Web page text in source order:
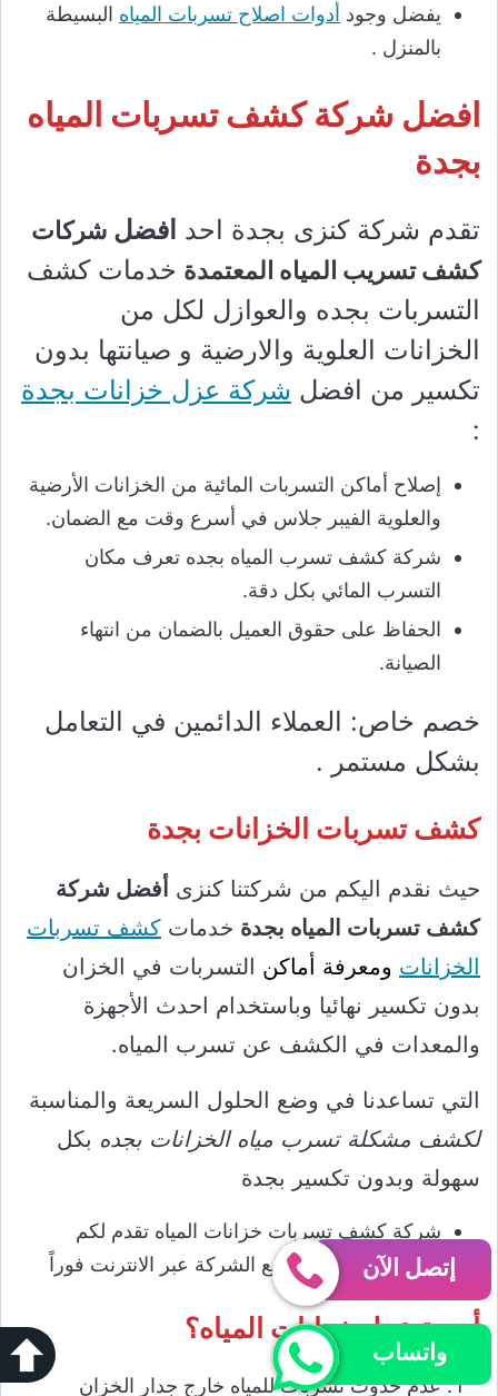
يفضل وجود أدوات اصلاح تسربات المياه البسيطة
بالمنزل .
افضل شركة كشف تسربات المياه
بجدة
تقدم شركة كنزى بجدة احد افضل شركات
كشف تسريب المياه المعتمدة خدمات كشف
التسربات بجده والعوازل لكل من
الخزانات العلوية والارضية و صيانتها بدون
تكسير من افضل شركة عزل خزانات بجدة
:
إصلاح أماكن التسربات المائية من الخزانات الأرضية
والعلوية الفيبر جلاس في أسرع وقت مع الضمان.
شركة كشف تسرب المياه بجده تعرف مكان
التسرب المائي بكل دقة.
الحفاظ على حقوق العميل بالضمان من انتهاء
الصيانة.
خصم خاص: العملاء الدائمين في التعامل
بشكل مستمر .
كشف تسربات الخزانات بجدة
حيث نقدم اليكم من شركتنا كنزى أفضل شركة
كشف تسربات المياه بجدة خدمات كشف تسربات
الخزانات ومعرفة أماكن التسربات في الخزان
بدون تكسير نهائيا وباستخدام احدث الأجهزة
والمعدات في الكشف عن تسرب المياه.
التي تساعدنا في وضع الحلول السريعة والمناسبة
لكشف مشكلة تسرب مياه الخزانات بجده بكل
سهولة وبدون تكسير بجدة
شركة كشف تسربات خزانات المياه تقدم لكم
خدماتنا من خلال موقع الشركة عبر الانترنت فوراً
أهمية عزل خزانات المياه؟
عدم حدوث تسربات للمياه خارج جدار الخزان
إتصل الآن
واتساب